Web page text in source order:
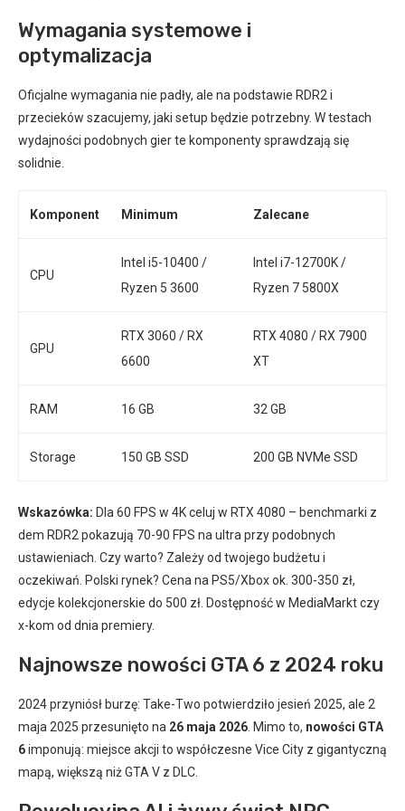
Wymagania systemowe i
optymalizacja
Oficjalne wymagania nie padły, ale na podstawie RDR2 i
przecieków szacujemy, jaki setup będzie potrzebny. W testach
wydajności podobnych gier te komponenty sprawdzają się
solidnie.
Komponent Minimum Zalecane
CPU
Intel i5-10400 /
Ryzen 5 3600
Intel i7-12700K /
Ryzen 7 5800X
GPU
RTX 3060 / RX
6600
RTX 4080 / RX 7900
XT
RAM 16 GB 32 GB
Storage 150 GB SSD 200 GB NVMe SSD
Wskazówka: Dla 60 FPS w 4K celuj w RTX 4080 – benchmarki z
dem RDR2 pokazują 70-90 FPS na ultra przy podobnych
ustawieniach. Czy warto? Zależy od twojego budżetu i
oczekiwań. Polski rynek? Cena na PS5/Xbox ok. 300-350 zł,
edycje kolekcjonerskie do 500 zł. Dostępność w MediaMarkt czy
x-kom od dnia premiery.
Najnowsze nowości GTA 6 z 2024 roku
2024 przyniósł burzę: Take-Two potwierdziło jesień 2025, ale 2
maja 2025 przesunięto na 26 maja 2026 . Mimo to, nowości GTA
6imponują: miejsce akcji to współczesne Vice City z gigantyczną
mapą, większą niż GTA V z DLC.